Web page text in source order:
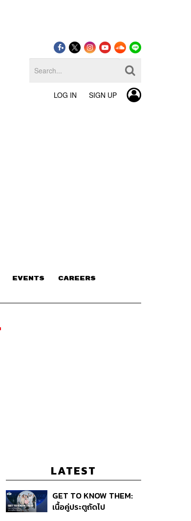
LOG IN SIGN UP
EVENTS CAREERS
LATEST
GET TO KNOW THEM:
เนื้อคู่ประตูถัดไป